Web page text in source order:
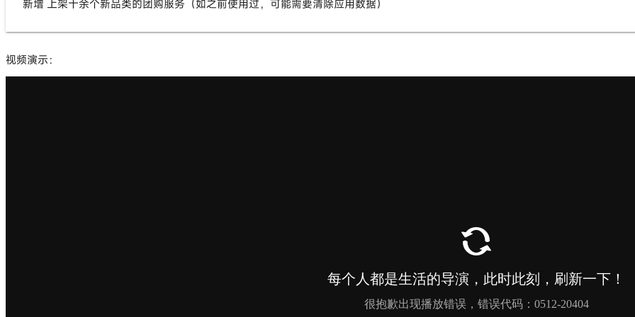
新增 上架十余个新品类的团购服务（如之前使用过，可能需要清除应用数据）
视频演示：